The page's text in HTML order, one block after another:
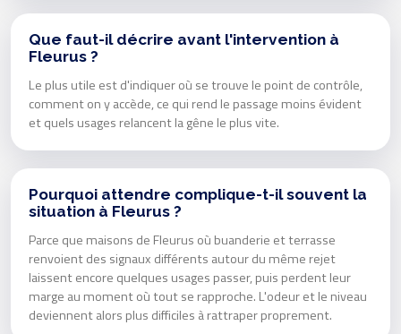
Que faut-il décrire avant l'intervention à
Fleurus ?
Le plus utile est d'indiquer où se trouve le point de contrôle,
comment on y accède, ce qui rend le passage moins évident
et quels usages relancent la gêne le plus vite.
Pourquoi attendre complique-t-il souvent la
situation à Fleurus ?
Parce que maisons de Fleurus où buanderie et terrasse
renvoient des signaux différents autour du même rejet
laissent encore quelques usages passer, puis perdent leur
marge au moment où tout se rapproche. L'odeur et le niveau
deviennent alors plus difficiles à rattraper proprement.